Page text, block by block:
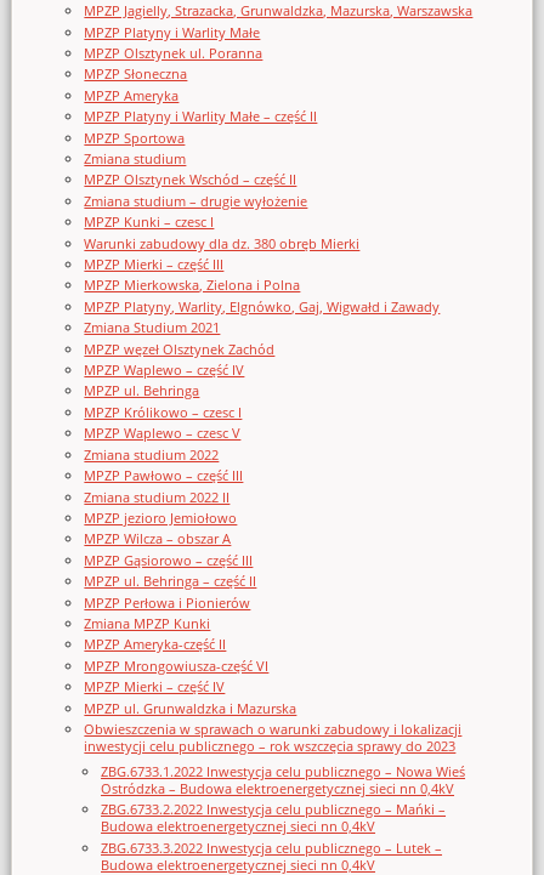
MPZP Jagielly, Strazacka, Grunwaldzka, Mazurska, Warszawska
MPZP Platyny i Warlity Małe
MPZP Olsztynek ul. Poranna
MPZP Słoneczna
MPZP Ameryka
MPZP Platyny i Warlity Małe – część II
MPZP Sportowa
Zmiana studium
MPZP Olsztynek Wschód – część II
Zmiana studium – drugie wyłożenie
MPZP Kunki – czesc I
Warunki zabudowy dla dz. 380 obręb Mierki
MPZP Mierki – część III
MPZP Mierkowska, Zielona i Polna
MPZP Platyny, Warlity, Elgnówko, Gaj, Wigwałd i Zawady
Zmiana Studium 2021
MPZP węzeł Olsztynek Zachód
MPZP Waplewo – część IV
MPZP ul. Behringa
MPZP Królikowo – czesc I
MPZP Waplewo – czesc V
Zmiana studium 2022
MPZP Pawłowo – część III
Zmiana studium 2022 II
MPZP jezioro Jemiołowo
MPZP Wilcza – obszar A
MPZP Gąsiorowo – część III
MPZP ul. Behringa – część II
MPZP Perłowa i Pionierów
Zmiana MPZP Kunki
MPZP Ameryka-część II
MPZP Mrongowiusza-część VI
MPZP Mierki – część IV
MPZP ul. Grunwaldzka i Mazurska
Obwieszczenia w sprawach o warunki zabudowy i lokalizacji
inwestycji celu publicznego – rok wszczęcia sprawy do 2023
ZBG.6733.1.2022 Inwestycja celu publicznego – Nowa Wieś
Ostródzka – Budowa elektroenergetycznej sieci nn 0,4kV
ZBG.6733.2.2022 Inwestycja celu publicznego – Mańki –
Budowa elektroenergetycznej sieci nn 0,4kV
ZBG.6733.3.2022 Inwestycja celu publicznego – Lutek –
Budowa elektroenergetycznej sieci nn 0,4kV